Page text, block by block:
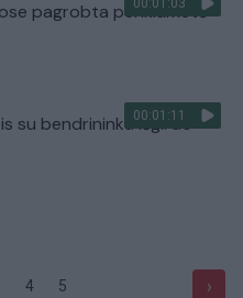
00:01:03
pagrobta penkiametė
00:01:11
su bendrininku išgirdo
4 5 ›